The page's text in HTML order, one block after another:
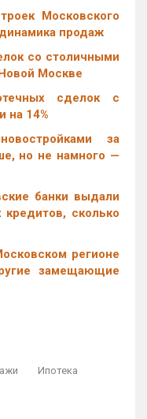
Московского
продаж
со столичными
Москве
сделок с
на 14%
за
но не намного —
банки выдали
сколько
регионе
замещающие
Ипотека